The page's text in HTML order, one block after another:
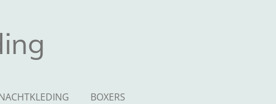
BOXERS